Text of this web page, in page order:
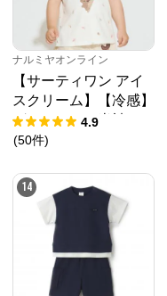
ナルミヤオンライン
【サーティワン アイ
スクリーム】【冷感】
グラフィック半袖Tシ
ャツ
4.9
(50件)
14